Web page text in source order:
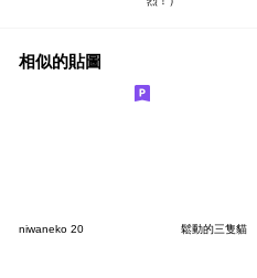
相似的貼圖
niwaneko 20 鬆動的三隻貓